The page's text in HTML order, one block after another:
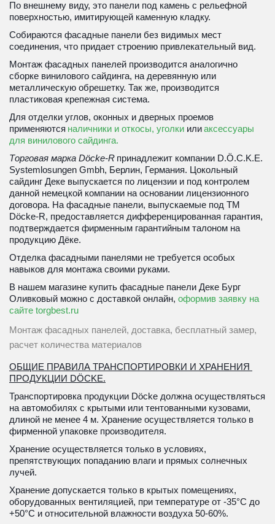
По внешнему виду, это панели под камень с рельефной
поверхностью, имитирующей каменную кладку.
Собираются фасадные панели без видимых мест
соединения, что придает строению привлекательный вид.
Монтаж фасадных панелей производится аналогично
сборке винилового сайдинга, на деревянную или
металлическую обрешетку. Так же, производится
пластиковая крепежная система.
Для отделки углов, оконных и дверных проемов
применяются наличники и откосы, уголки или аксессуары
для винилового сайдинга.
Торговая марка Döcke-R принадлежит компании D.Ö.C.K.E.
Systemlosungen Gmbh, Берлин, Германия. Цокольный
сайдинг Деке выпускается по лицензии и под контролем
данной немецкой компании на основании лицензионного
договора. На фасадные панели, выпускаемые под ТМ
Döcke-R, предоставляется дифференцированная гарантия,
подтверждается фирменным гарантийным талоном на
продукцию Дёке.
Отделка фасадными панелями не требуется особых
навыков для монтажа своими руками.
В нашем магазине купить фасадные панели Деке Бург
Оливковый можно с доставкой онлайн, оформив заявку на
сайте torgbest.ru
Монтаж фасадных панелей, доставка, бесплатный замер,
расчет количества материалов
ОБЩИЕ ПРАВИЛА ТРАНСПОРТИРОВКИ И ХРАНЕНИЯ
ПРОДУКЦИИ DÖCKE.
Транспортировка продукции Döcke должна осуществляться
на автомобилях с крытыми или тентованными кузовами,
длиной не менее 4 м. Хранение осуществляется только в
фирменной упаковке производителя.
Хранение осуществляется только в условиях,
препятствующих попаданию влаги и прямых солнечных
лучей.
Хранение допускается только в крытых помещениях,
оборудованных вентиляцией, при температуре от -35°С до
+50°С и относительной влажности воздуха 50-60%.